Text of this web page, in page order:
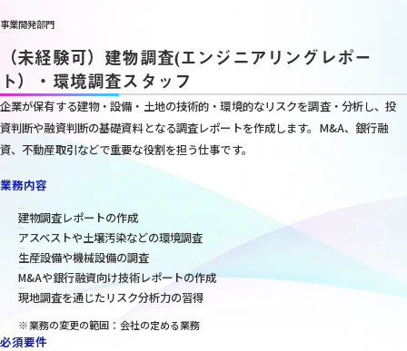
事業開発部門
（未経験可）建物調査(エンジニアリングレポー
ト）・環境調査スタッフ
企業が保有する建物・設備・土地の技術的・環境的なリスクを調査・分析し、投
資判断や融資判断の基礎資料となる調査レポートを作成します。M&A、銀行融
資、不動産取引などで重要な役割を担う仕事です。
業務内容
建物調査レポートの作成
アスベストや土壌汚染などの環境調査
生産設備や機械設備の調査
M&Aや銀行融資向け技術レポートの作成
現地調査を通じたリスク分析力の習得
※業務の変更の範囲：会社の定める業務
必須要件